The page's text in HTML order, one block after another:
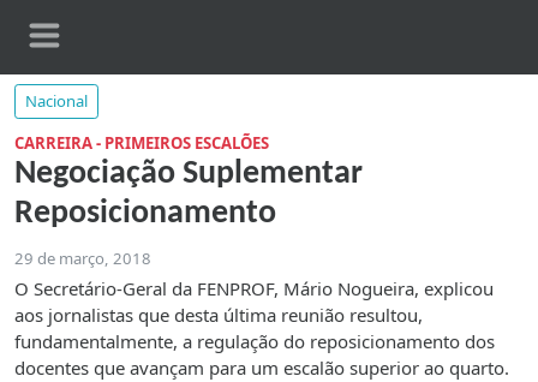
Nacional
CARREIRA - PRIMEIROS ESCALÕES
Negociação Suplementar
Reposicionamento
29 de março, 2018
O Secretário-Geral da FENPROF, Mário Nogueira, explicou
aos jornalistas que desta última reunião resultou,
fundamentalmente, a regulação do reposicionamento dos
docentes que avançam para um escalão superior ao quarto.